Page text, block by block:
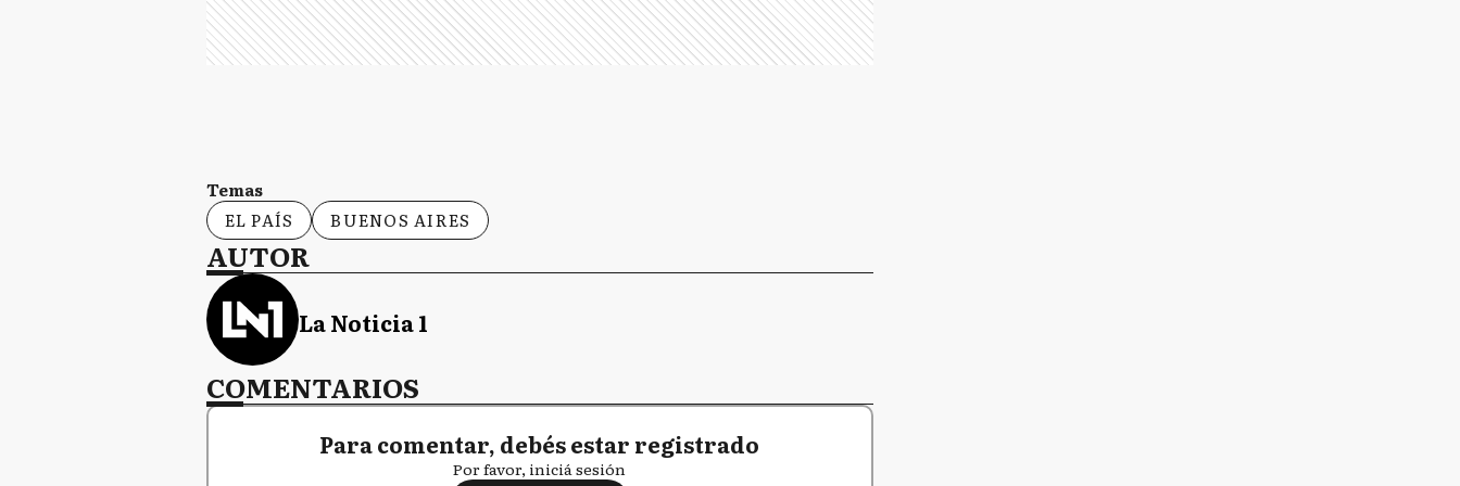
Temas
EL PAÍS
BUENOS AIRES
AUTOR
La Noticia 1
COMENTARIOS
Para comentar, debés estar registrado
Por favor, iniciá sesión